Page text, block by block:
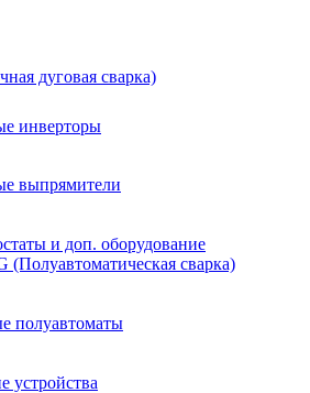
дуговая сварка)
инверторы
выпрямители
и доп. оборудование
сварка)
полуавтоматы
устройства